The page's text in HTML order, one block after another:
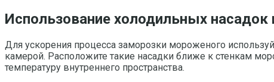
Использование холодильных
Для ускорения процесса заморозки мороженого
камерой. Расположите такие насадки ближе к стенкам
температуру внутреннего пространства.